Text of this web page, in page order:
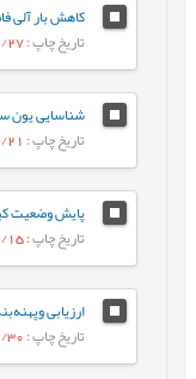
تاریخ چاپ: 1404/12/27
تاریخ چاپ: 1404/04/21
تاریخ چاپ: 1404/02/15
تاریخ چاپ: 1403/09/30